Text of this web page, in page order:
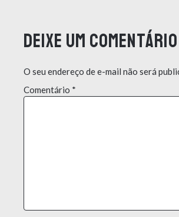
Deixe um comentário
O seu endereço de e-mail não será
Comentário *